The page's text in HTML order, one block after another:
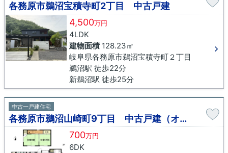
各務原市鵜沼宝積寺町2丁目 中古戸建
4,500万円
4LDK
建物面積128.23㎡
岐阜県各務原市鵜沼宝積寺町２丁目
鵜沼駅 徒歩22分
新鵜沼駅 徒歩25分
中古一戸建住宅
各務原市鵜沼山崎町9丁目 中古戸建（オーナーチェンジ）
700万円
6DK